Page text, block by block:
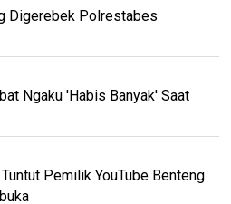
Digerebek Polrestabes
Ngaku 'Habis Banyak' Saat
Pemilik YouTube Benteng